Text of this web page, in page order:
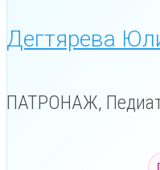
Дегтярева
ПАТРОНАЖ,